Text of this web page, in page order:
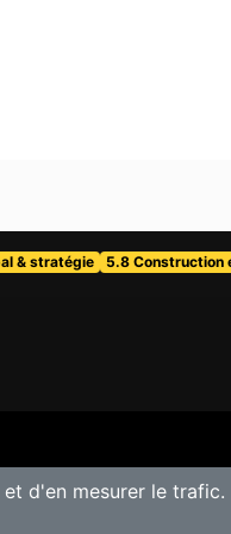
& stratégie 5.8 Construction
et d'en mesurer le trafic.